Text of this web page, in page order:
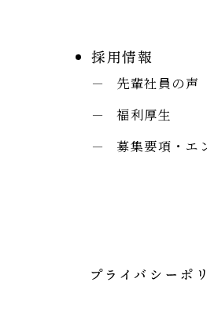
採用情報
先輩社員の声
福利厚生
募集要項・エ
プライバシーポ